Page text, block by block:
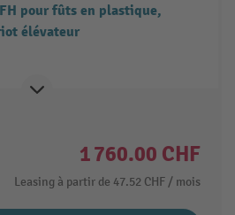
pour fûts en plastique,
élévateur
1 760.00 CHF
Leasing à partir de 47.52 CHF / mois